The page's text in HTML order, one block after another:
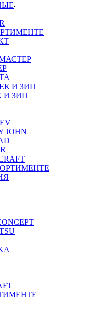
И ЗИП
JOHN